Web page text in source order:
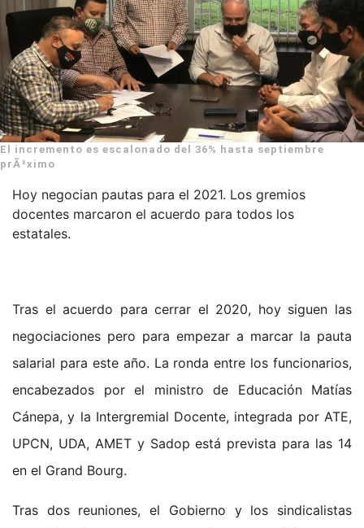
El incremento es escalonado del 36% hasta septiembre
prÃ³ximo
Hoy negocian pautas para el 2021. Los gremios
docentes marcaron el acuerdo para todos los
estatales.
Tras el acuerdo para cerrar el 2020, hoy siguen las
negociaciones pero para empezar a marcar la pauta
salarial para este año. La ronda entre los funcionarios,
encabezados por el ministro de Educación Matías
Cánepa, y la Intergremial Docente, integrada por ATE,
UPCN, UDA, AMET y Sadop está prevista para las 14
en el Grand Bourg.
Tras dos reuniones, el Gobierno y los sindicalistas